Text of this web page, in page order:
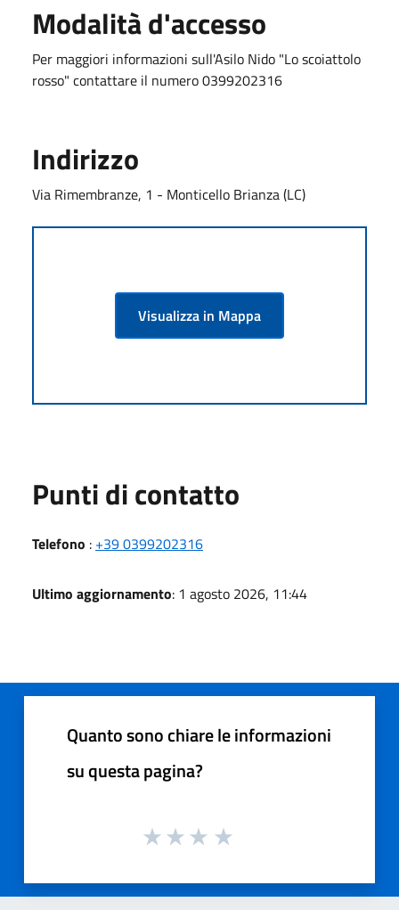
Modalità d'accesso
Per maggiori informazioni sull'Asilo Nido "Lo scoiattolo
rosso" contattare il numero 0399202316
Indirizzo
Via Rimembranze, 1 - Monticello Brianza (LC)
Visualizza in Mappa
Punti di contatto
Telefono : +39 0399202316
Ultimo aggiornamento: 1 agosto 2026, 11:44
Quanto sono chiare le informazioni
su questa pagina?